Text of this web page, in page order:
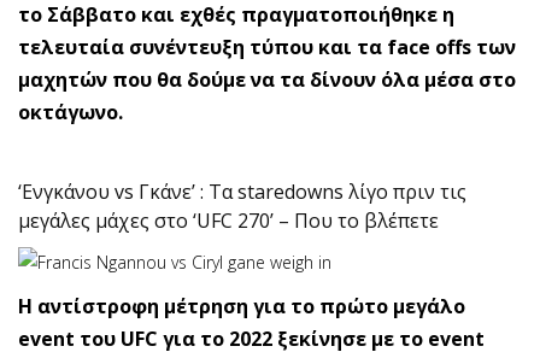
το Σάββατο και εχθές πραγματοποιήθηκε η
τελευταία συνέντευξη τύπου και τα face offs των
μαχητών που θα δούμε να τα δίνουν όλα μέσα στο
οκτάγωνο.
‘Ενγκάνου vs Γκάνε’ : Τα staredowns λίγο πριν τις
μεγάλες μάχες στο ‘UFC 270’ – Που το βλέπετε
Η αντίστροφη μέτρηση για το πρώτο μεγάλο
event του UFC για το 2022 ξεκίνησε με το event